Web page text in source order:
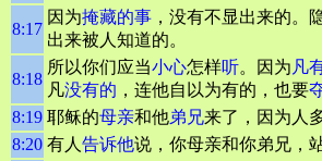
8:17
因为掩藏的事 ，没有不显出来的。
出来被人知道的。
8:18
所以你们应当小心怎样听。因为 凡
凡没有的 ，连他自以为有的，也要
8:19 耶稣的母亲和他弟兄来了，因为人
8:20 有人 告诉他说，你母亲和你弟兄，